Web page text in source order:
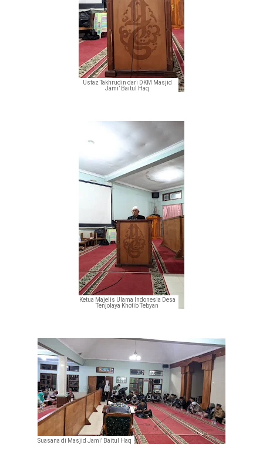
Ustaz Takhrudin dari DKM Masjid
Jami’ Baitul Haq
Ketua Majelis Ulama Indonesia Desa
Tenjolaya Khotib Tebyan
Suasana di Masjid Jami’ Baitul Haq